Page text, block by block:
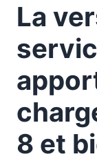
La version
charge de
Altova
transparente
dans les
2011
2010
2008
La
8 et